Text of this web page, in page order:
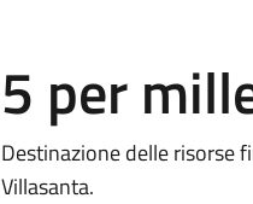
5 per
Destinazione delle risorse
Villasanta.